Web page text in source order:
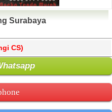
Surabaya
CS)